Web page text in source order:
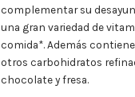
complementar su
una gran variedad de
comida*.Además
otros carbohidratos
chocolate y fresa.